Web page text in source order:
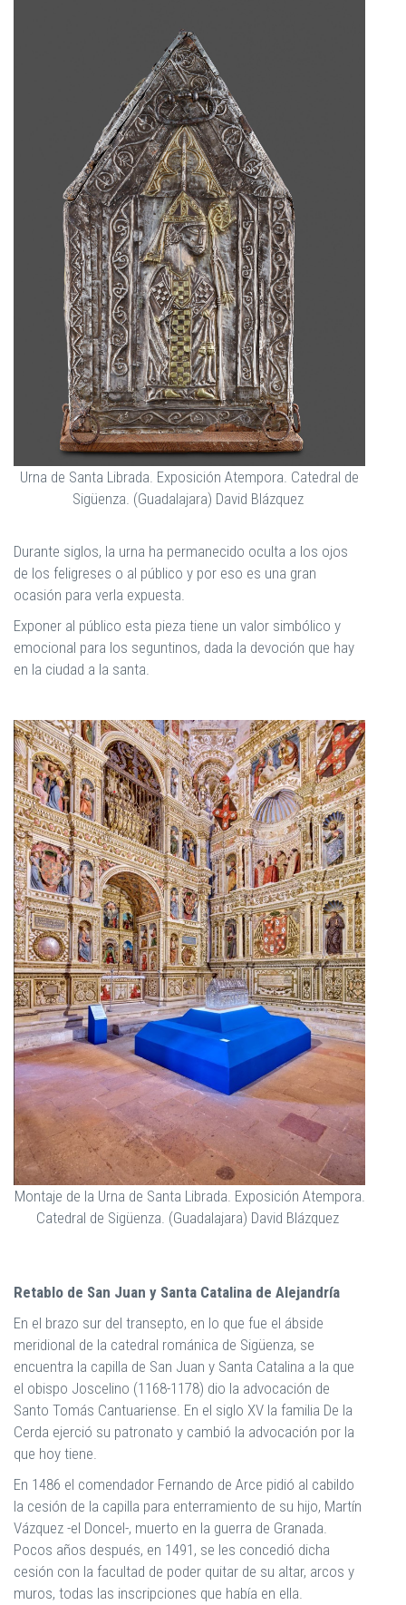
Urna de Santa Librada. Exposición Atempora. Catedral de
Sigüenza. (Guadalajara) David Blázquez
Durante siglos, la urna ha permanecido oculta a los ojos
de los feligreses o al público y por eso es una gran
ocasión para verla expuesta.
Exponer al público esta pieza tiene un valor simbólico y
emocional para los seguntinos, dada la devoción que hay
en la ciudad a la santa.
Montaje de la Urna de Santa Librada. Exposición Atempora.
Catedral de Sigüenza. (Guadalajara) David Blázquez
Retablo de San Juan y Santa Catalina de Alejandría
En el brazo sur del transepto, en lo que fue el ábside
meridional de la catedral románica de Sigüenza, se
encuentra la capilla de San Juan y Santa Catalina a la que
el obispo Joscelino (1168-1178) dio la advocación de
Santo Tomás Cantuariense. En el siglo XV la familia De la
Cerda ejerció su patronato y cambió la advocación por la
que hoy tiene.
En 1486 el comendador Fernando de Arce pidió al cabildo
la cesión de la capilla para enterramiento de su hijo, Martín
Vázquez -el Doncel-, muerto en la guerra de Granada.
Pocos años después, en 1491, se les concedió dicha
cesión con la facultad de poder quitar de su altar, arcos y
muros, todas las inscripciones que había en ella.